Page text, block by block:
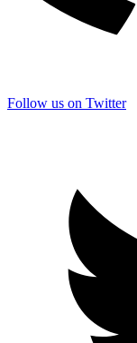
Follow us on Twitter